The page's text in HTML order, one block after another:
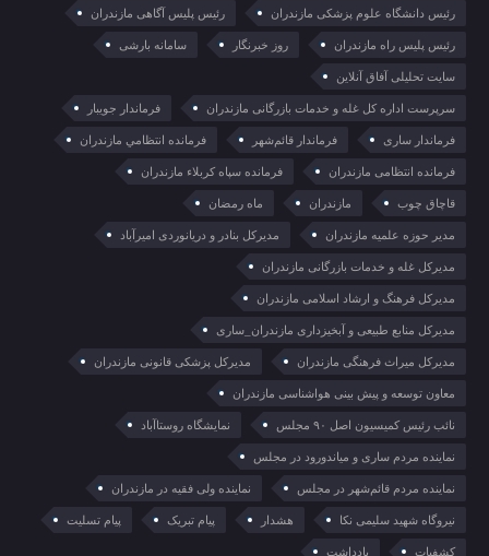
رئیس دانشگاه علوم پزشکی مازندران رئیس پلیس آگاهی مازندران
رئیس پلیس راه مازندران روز خبرنگار سامانه بارشی
سایت تحلیلی آفاق آنلاین
سرپرست اداره کل غله و خدمات بازرگانی مازندران فرماندار جویبار
فرماندار ساری فرماندار قائم‌شهر فرمانده انتظامي مازندران
فرمانده انتظامی مازندران فرمانده سپاه کربلاء مازندران
قاچاق چوب مازندران ماه رمضان
مدیر حوزه علمیه مازندران مدیرکل بنادر و دریانوردی امیرآباد
مدیرکل غله و خدمات بازرگانی مازندران
مدیرکل فرهنگ و ارشاد اسلامی مازندران
مدیرکل منابع طبیعی و آبخیزداری مازندران_ساری
مدیرکل میراث فرهنگی مازندران مدیرکل پزشکی قانونی مازندران
معاون توسعه و پیش بینی هواشناسی مازندران
نائب رئیس کمیسیون اصل ۹۰ مجلس نمایشگاه روستا‌آباد
نماینده مردم ساری و میاندورود در مجلس
نماینده مردم قائم‌شهر در مجلس نماینده ولی فقیه در مازندران
نیروگاه شهید سلیمی نکا هشدار پیام تبریک پیام تسلیت
کشفیات یادداشت